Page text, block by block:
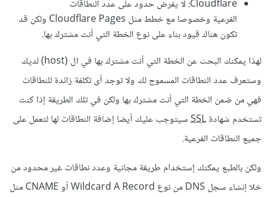
Cloudflare: لا يفرض حدود على عدد النطاقات
الفرعية وخصوصا مع خطط مثل Cloudflare Pages ولكن قد
تكون هناك قيود بناء على نوع الخطة التي أنت مشترك بها.
لهذا يمكنك البحث عن الخطة التي أنت مشترك بها في ال (host) لديك
وستعرف عدد النطاقات المسموح لك ولا توجد أى تكلفة زائدة للنطاقات
فهي من ضمن الخطة التي أنت مشترك بها ولكن في تلك الطريقة إذا كنت
تستخدم شهادةSSLسيتوجب عليك أيضا إضافة النطاقات لها لتعمل على
جميع النطاقات الفرعية.
ولكن بالطبع يمكنك إستخدام طريقة مجانية وعدد نطاقات غير محدود من
خلا إنشاء سجل DNS من نوع Wildcard A Record أو CNAME مثل